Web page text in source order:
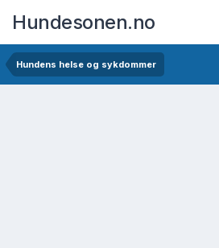
Hundesonen.no
Hundens helse og sykdommer